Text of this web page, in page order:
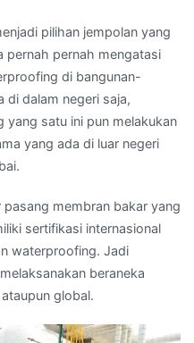
pilihan jempolan yang
pernah pernah mengatasi
di bangunan-
di dalam negeri saja,
yang satu ini pun melakukan
yang ada di luar negeri
pasang membran bakar yang
sertifikasi internasional
waterproofing. Jadi
beraneka
global.